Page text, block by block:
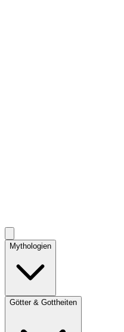
Mythologien
Götter & Gottheiten